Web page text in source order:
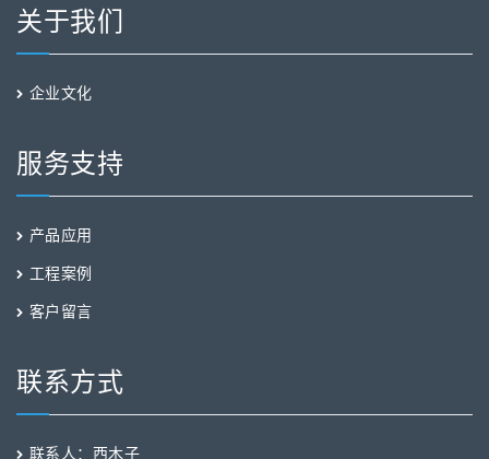
关于我们
企业文化
服务支持
产品应用
工程案例
客户留言
联系方式
联系人：西木子